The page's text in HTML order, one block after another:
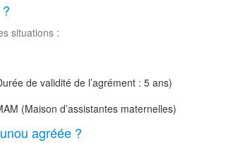
situations :
de validité de l’agrément : 5 ans)
(Maison d’assistantes maternelles)
agréée ?